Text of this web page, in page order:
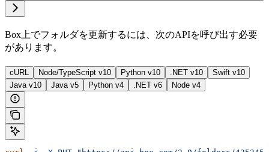
Box上でフォルダを更新するには、次のAPIを呼び出す必要
があります。
cURL Node/TypeScript v10 Python v10 .NET v10
Swift v10
Java v10
Java v5 Python v4 .NET v6 Node v4